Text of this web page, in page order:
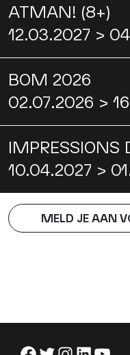
ATMAN! (8+)
12.03.2027 >
BOM 2026
02.07.2026 >
IMPRESSIONS
10.04.2027 >
MELD JE AAN